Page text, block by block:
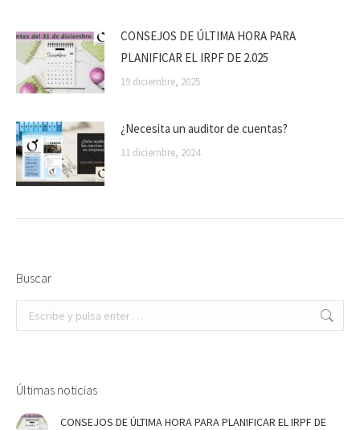
CONSEJOS DE ÚLTIMA HORA PARA
PLANIFICAR EL IRPF DE 2.025
19 diciembre, 2025
¿Necesita un auditor de cuentas?
11 diciembre, 2024
Buscar
Buscar:
Últimas noticias
CONSEJOS DE ÚLTIMA HORA PARA PLANIFICAR EL IRPF DE